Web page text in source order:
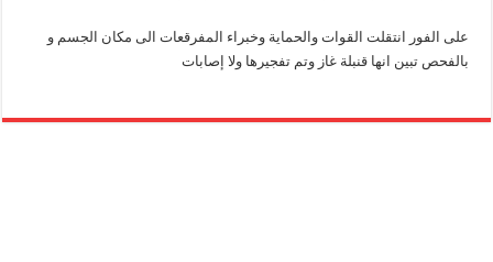
على الفور انتقلت القوات والحماية وخبراء المفرقعات الى مكان الجسم و
بالفحص تبين انها قنبلة غاز وتم تفجيرها وﻻ إصابات